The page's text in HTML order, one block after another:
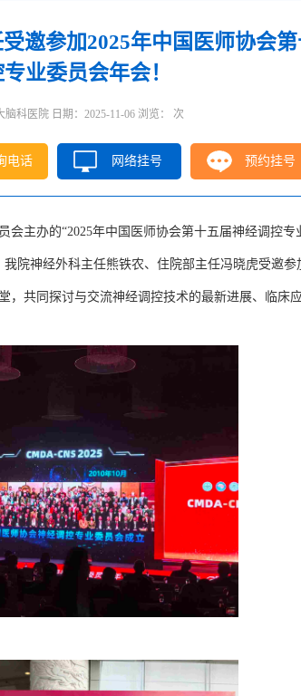
邀参加2025年中国医师协会
业委员会年会！
科医院 日期：2025-11-06 浏览： 次
电话 网络挂号 预约挂号
会主办的“2025年中国医师协会第十五届神经调控专
院神经外科主任熊铁农、住院部主任冯晓虎受邀参
，共同探讨与交流神经调控技术的最新进展、临床